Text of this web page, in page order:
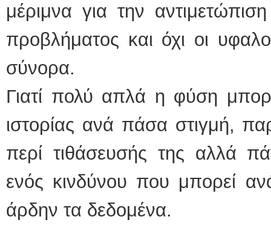
μέριμνα για την
προβλήματος και όχι οι
σύνορα.
Γιατί πολύ απλά η φύση
ιστορίας ανά πάσα στιγμή,
περί τιθάσευσής της αλλά
ενός κινδύνου που μπορεί
άρδην τα δεδομένα.